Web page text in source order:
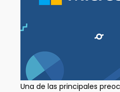
Una de las principales